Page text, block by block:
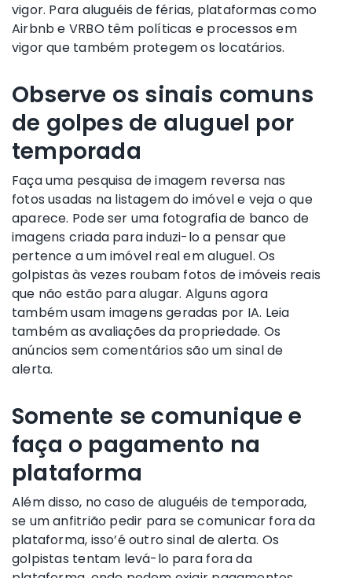
vigor. Para aluguéis de férias, plataformas como
Airbnb e VRBO têm políticas e processos em
vigor que também protegem os locatários.
Observe os sinais comuns
de golpes de aluguel por
temporada
Faça uma pesquisa de imagem reversa nas
fotos usadas na listagem do imóvel e veja o que
aparece. Pode ser uma fotografia de banco de
imagens criada para induzi-lo a pensar que
pertence a um imóvel real em aluguel. Os
golpistas às vezes roubam fotos de imóveis reais
que não estão para alugar. Alguns agora
também usam imagens geradas por IA. Leia
também as avaliações da propriedade. Os
anúncios sem comentários são um sinal de
alerta.
Somente se comunique e
faça o pagamento na
plataforma
Além disso, no caso de aluguéis de temporada,
se um anfitrião pedir para se comunicar fora da
plataforma, isso’é outro sinal de alerta. Os
golpistas tentam levá-lo para fora da